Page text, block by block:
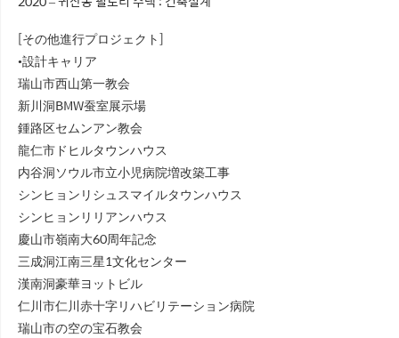
[その他進行プロジェクト]
•設計キャリア
瑞山市西山第一教会
新川洞BMW蚕室展示場
鍾路区セムンアン教会
龍仁市ドヒルタウンハウス
内谷洞ソウル市立小児病院増改築工事
シンヒョンリシュスマイルタウンハウス
シンヒョンリリアンハウス
慶山市嶺南大60周年記念
三成洞江南三星1文化センター
漢南洞豪華ヨットビル
仁川市仁川赤十字リハビリテーション病院
瑞山市の空の宝石教会